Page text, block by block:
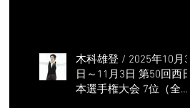
木科雄登 / 2025年10月31
日～11月3日 第50回西日
本選手権大会 7位（全日